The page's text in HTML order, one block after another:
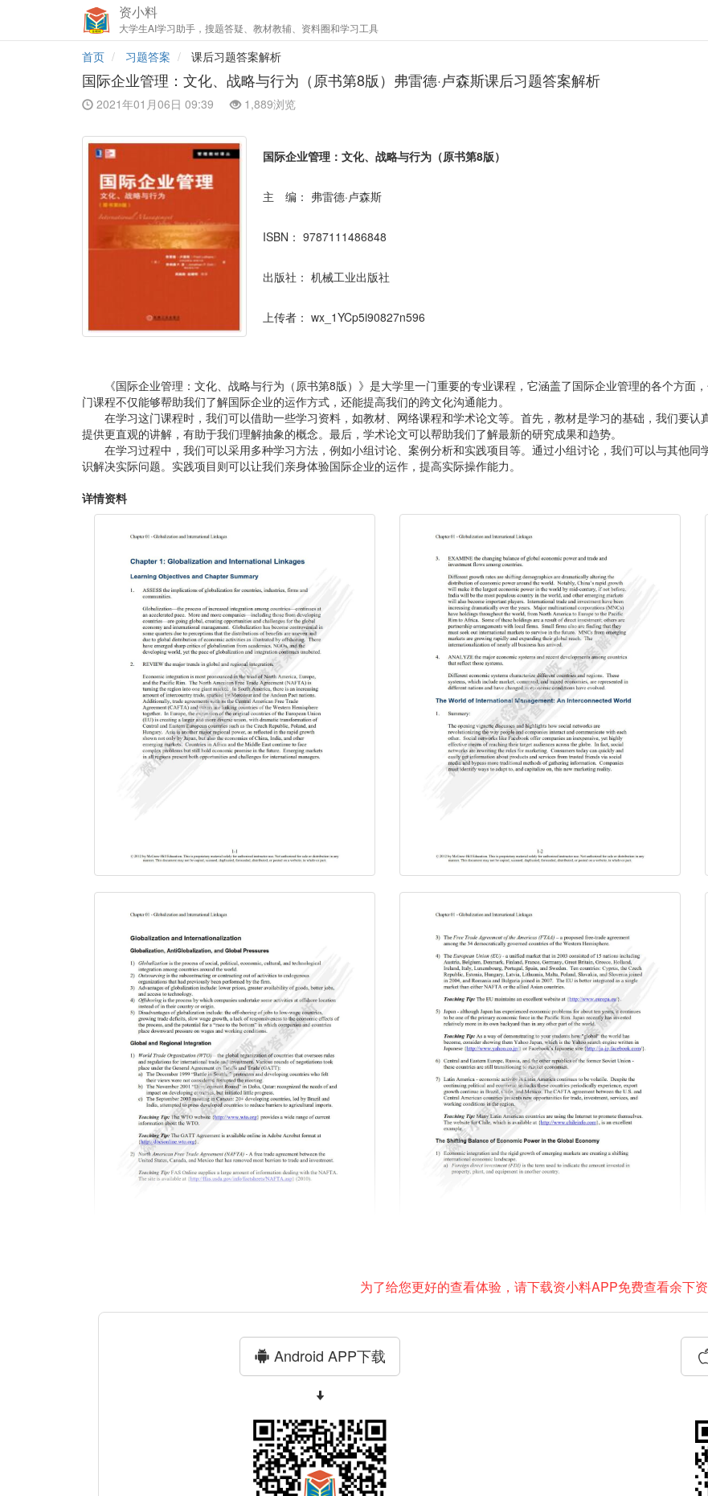
资小料
大学生AI学习助手，搜题答疑、教材教辅、资料圈和学习工具
首页 习题答案 课后习题答案解析
国际企业管理：文化、战略与行为（原书第8版）弗雷德·卢森斯课后习题答案解析
2021年01月06日 09:39 1,889浏览
国际企业管理：文化、战略与行为（原书第8版）
主 编： 弗雷德·卢森斯
ISBN： 9787111486848
出版社： 机械工业出版社
上传者： wx_1YCp5i90827n596
《国际企业管理：文化、战略与行为（原书第8版）》是大学里一门重要的专业课程，它涵盖了国际企业管理的各个方面
门课程不仅能够帮助我们了解国际企业的运作方式，还能提高我们的跨文化沟通能力。
在学习这门课程时，我们可以借助一些学习资料，如教材、网络课程和学术论文等。首先，教材是学习的基础，我们要
提供更直观的讲解，有助于我们理解抽象的概念。最后，学术论文可以帮助我们了解最新的研究成果和趋势。
在学习过程中，我们可以采用多种学习方法，例如小组讨论、案例分析和实践项目等。通过小组讨论，我们可以与其他
识解决实际问题。实践项目则可以让我们亲身体验国际企业的运作，提高实际操作能力。
详情资料
为了给您更好的查看体验，请下载资小料APP免费查看余下
Android APP下载